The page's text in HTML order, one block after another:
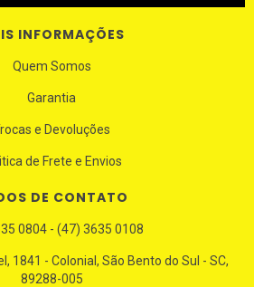
INFORMAÇÕES
Quem Somos
Garantia
e Devoluções
de Frete e Envios
DE CONTATO
0804 - (47) 3635 0108
1841 - Colonial, São Bento do Sul - SC,
89288-005